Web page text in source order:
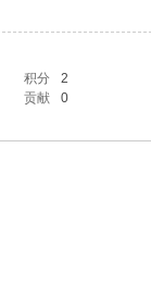
积分
2
贡献 0